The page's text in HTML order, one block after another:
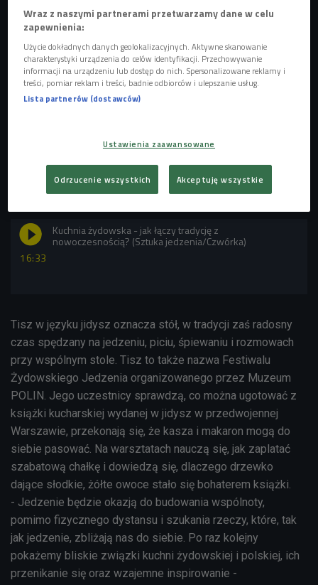
Rozmówca Beaty Kwiatkowskiej zaznacza także, że
mówienie o wielkim powrocie dań koszernych na polskie
stoły jest dużą przesadą, bo one nigdy z nich nie zniknęły,
zostały tylko wyrwane z żydowskiego kontekstu.
Franciszek Bojańczyk podkreśla również, jak ważną rolę w
definiuje judaizm - mówi. - Tu bardzo ważne jest społeczne
16:33
Kuchnia żydowska - jak łączy tradycję z
nowoczesnością? (Sztuka jedzenia/Czwórka)
Tisz w języku jidysz oznacza stół, w tradycji zaś radosny
czas spędzany na jedzeniu, piciu, śpiewaniu i rozmowach
przy wspólnym stole. Tisz to także nazwa Festiwalu
Żydowskiego Jedzenia organizowanego przez Muzeum
POLIN. Jego uczestnicy sprawdzą, co można ugotować z
książki kucharskiej wydanej w jidysz w przedwojennej
Warszawie, przekonają się, że kasza i makaron mogą do
siebie pasować. Na warsztatach nauczą się, jak zaplatać
szabatową chałkę i dowiedzą się, dlaczego drzewko
dające słodkie, żółte owoce stało się bohaterem książki.
- Jedzenie będzie okazją do budowania wspólnoty,
pomimo fizycznego dystansu i szukania rzeczy, które, tak
jak jedzenie, zbliżają nas do siebie. Po raz kolejny
pokażemy bliskie związki kuchni żydowskiej i polskiej, ich
przenikanie się oraz wzajemne inspirowanie -
Wraz z naszymi partnerami przetwarzamy dane w celu
zapewnienia:
Użycie dokładnych danych geolokalizacyjnych. Aktywne skanowanie
charakterystyki urządzenia do celów identyfikacji. Przechowywanie
informacji na urządzeniu lub dostęp do nich. Spersonalizowane reklamy i
treści, pomiar reklam i treści, badnie odbiorców i ulepszanie usług.
Lista partnerów (dostawców)
Ustawienia zaawansowane
Odrzucenie wszystkich Akceptuję wszystkie